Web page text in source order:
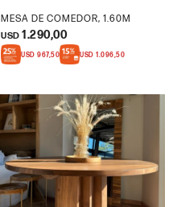
MESA DE COMEDOR, 1.60M
USD 1.290,00
USD 967,50 USD 1.096,50